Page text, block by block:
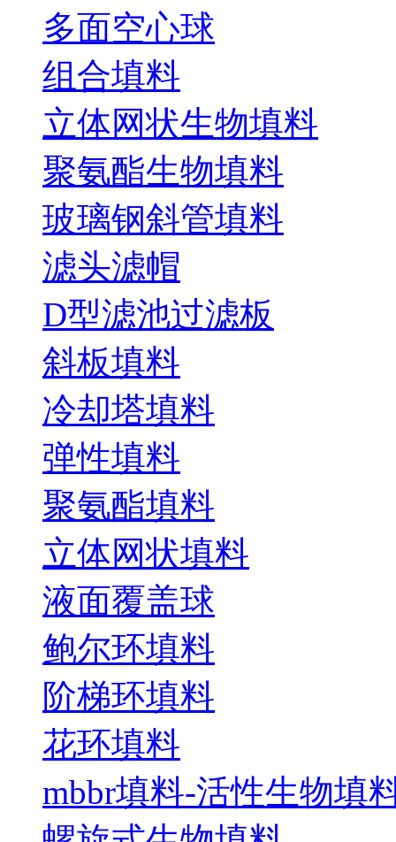
多面空心球
组合填料
立体网状生物填料
聚氨酯生物填料
玻璃钢斜管填料
滤头滤帽
D型滤池过滤板
斜板填料
冷却塔填料
弹性填料
聚氨酯填料
立体网状填料
液面覆盖球
鲍尔环填料
阶梯环填料
花环填料
mbbr填料-活性生物填